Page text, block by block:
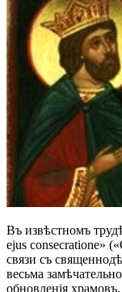
Въ извѣстномъ
ejus consecratione»
связи съ
весьма
обновленія